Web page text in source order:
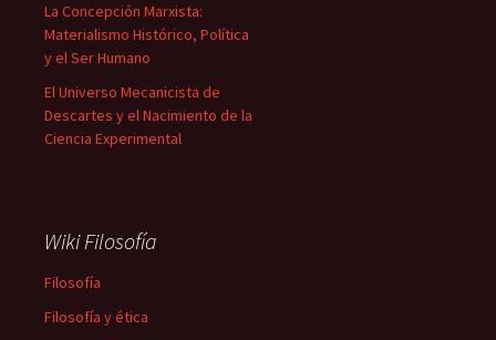
La Concepción Marxista:
Materialismo Histórico, Política
y el Ser Humano
El Universo Mecanicista de
Descartes y el Nacimiento de la
Ciencia Experimental
Wiki Filosofía
Filosofía
Filosofía y ética